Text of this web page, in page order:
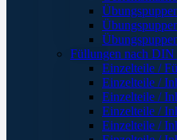
Füllungen nach
Einzelteile /
Einzelteile /
Einzelteile /
Einzelteile /
Einzelteile /